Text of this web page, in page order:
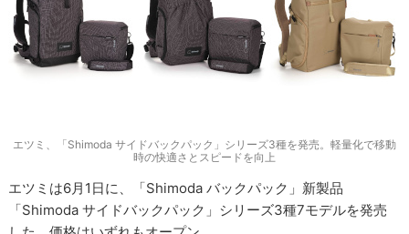
エツミ、「Shimoda サイドバックパック」シリーズ3種を発売。軽量化で移動
時の快適さとスピードを向上
エツミは6月1日に、「Shimoda バックパック」新製品
「Shimoda サイドバックパック」シリーズ3種7モデルを発売